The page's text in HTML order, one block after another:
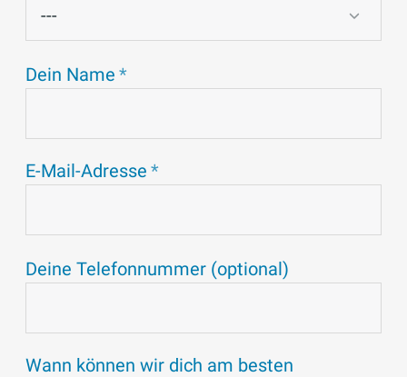
Dein Name
E-Mail-Adresse
Deine Telefonnummer (optional)
Wann können wir dich am besten